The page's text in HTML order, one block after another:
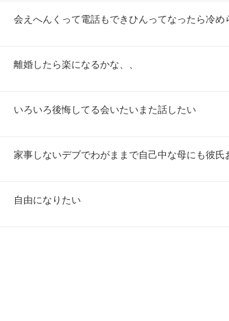
会えへんくって電話もできひんってなったら冷
離婚したら楽になるかな、、
いろいろ後悔してる会いたいまた話したい
家事しないデブでわがままで自己中な母にも彼
自由になりたい